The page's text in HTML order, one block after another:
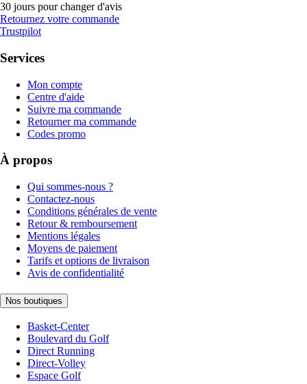
30 jours pour changer d'avis
Retournez votre commande
Trustpilot
Services
Mon compte
Centre d'aide
Suivre ma commande
Retourner ma commande
Codes promo
À propos
Qui sommes-nous ?
Contactez-nous
Conditions générales de vente
Retour & remboursement
Mentions légales
Moyens de paiement
Tarifs et options de livraison
Avis de confidentialité
Nos boutiques
Basket-Center
Boulevard du Golf
Direct Running
Direct-Volley
Espace Golf